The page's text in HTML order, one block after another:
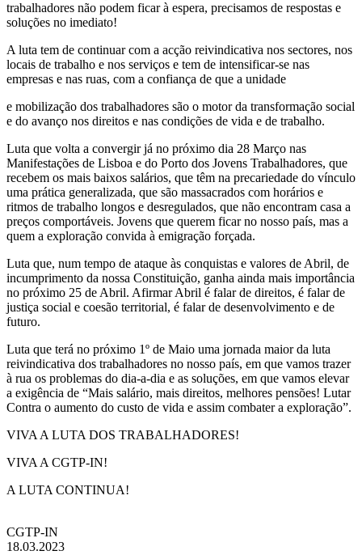
trabalhadores não podem ficar à espera, precisamos de respostas e
soluções no imediato!
A luta tem de continuar com a acção reivindicativa nos sectores, nos
locais de trabalho e nos serviços e tem de intensificar-se nas
empresas e nas ruas, com a confiança de que a unidade
e mobilização dos trabalhadores são o motor da transformação social
e do avanço nos direitos e nas condições de vida e de trabalho.
Luta que volta a convergir já no próximo dia 28 Março nas
Manifestações de Lisboa e do Porto dos Jovens Trabalhadores, que
recebem os mais baixos salários, que têm na precariedade do vínculo
uma prática generalizada, que são massacrados com horários e
ritmos de trabalho longos e desregulados, que não encontram casa a
preços comportáveis. Jovens que querem ficar no nosso país, mas a
quem a exploração convida à emigração forçada.
Luta que, num tempo de ataque às conquistas e valores de Abril, de
incumprimento da nossa Constituição, ganha ainda mais importância
no próximo 25 de Abril. Afirmar Abril é falar de direitos, é falar de
justiça social e coesão territorial, é falar de desenvolvimento e de
futuro.
Luta que terá no próximo 1º de Maio uma jornada maior da luta
reivindicativa dos trabalhadores no nosso país, em que vamos trazer
à rua os problemas do dia-a-dia e as soluções, em que vamos elevar
a exigência de “Mais salário, mais direitos, melhores pensões! Lutar
Contra o aumento do custo de vida e assim combater a exploração”.
VIVA A LUTA DOS TRABALHADORES!
VIVA A CGTP-IN!
A LUTA CONTINUA!
CGTP-IN
18.03.2023